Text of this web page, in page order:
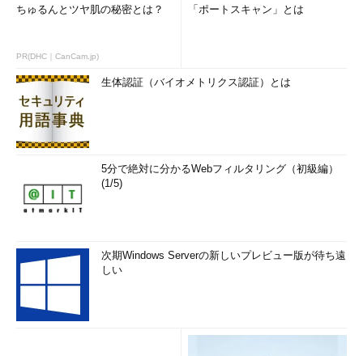
ちゅるんとツヤ肌の秘密とは？
PR(DHC｜CanCam.jp)
「ポートスキャン」とは
生体認証（バイオメトリクス認証）とは
5分で絶対に分かるWebフィルタリング（初級編）
(1/5)
次期Windows Serverの新しいプレビュー版が待ち遠
しい